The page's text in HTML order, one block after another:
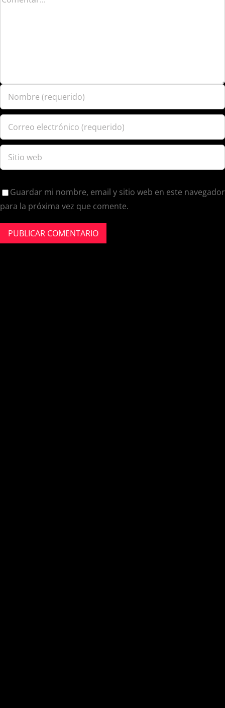
Guardar mi nombre, email y sitio web en este navegador
para la próxima vez que comente.